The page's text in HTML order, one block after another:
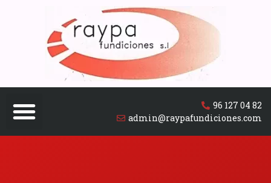
96 127 04 82
admin@raypafundiciones.com